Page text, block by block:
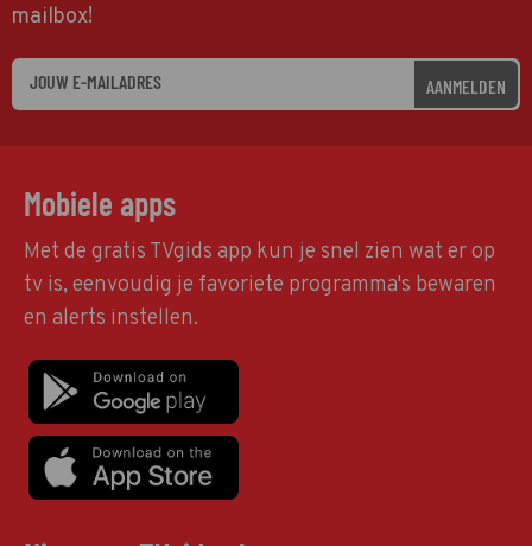
mailbox!
AANMELDEN
Mobiele apps
Met de gratis TVgids app kun je snel zien wat er op
tv is, eenvoudig je favoriete programma's bewaren
en alerts instellen.